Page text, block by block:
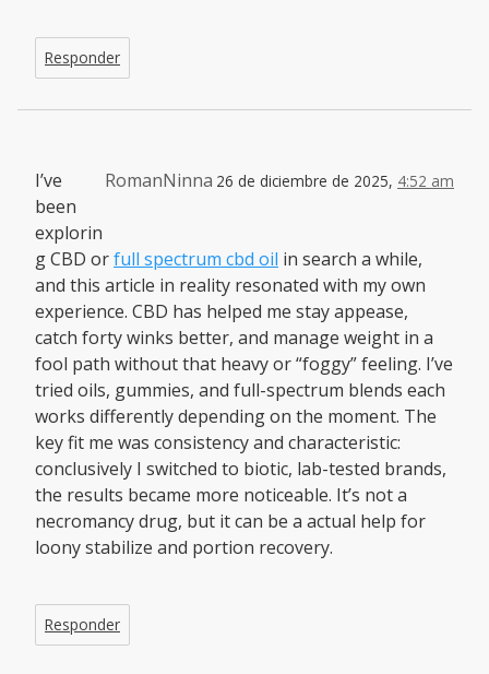
Responder
RomanNinna 26 de diciembre de 2025, 4:52 am
I’ve
been
explorin
g CBD orfull spectrum cbd oil in search a while,
and this article in reality resonated with my own
experience. CBD has helped me stay appease,
catch forty winks better, and manage weight in a
fool path without that heavy or “foggy” feeling. I’ve
tried oils, gummies, and full-spectrum blends each
works differently depending on the moment. The
key fit me was consistency and characteristic:
conclusively I switched to biotic, lab-tested brands,
the results became more noticeable. It’s not a
necromancy drug, but it can be a actual help for
loony stabilize and portion recovery.
Responder